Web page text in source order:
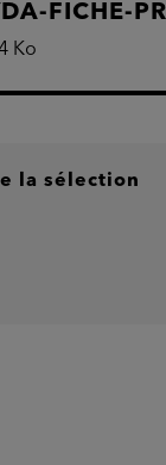
FICHE-
Ko
la sélection